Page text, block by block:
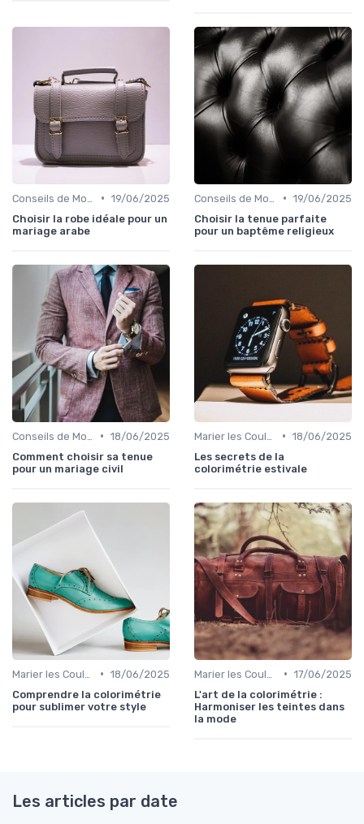
• 19/06/2025
Choisir la robe idéale pour un
mariage arabe
• 19/06/2025
Choisir la tenue parfaite
pour un baptême religieux
• 18/06/2025
Comment choisir sa tenue
pour un mariage civil
• 18/06/2025
Les secrets de la
colorimétrie estivale
• 18/06/2025
Comprendre la colorimétrie
pour sublimer votre style
• 17/06/2025
L'art de la colorimétrie :
Harmoniser les teintes dans
la mode
Les articles par date